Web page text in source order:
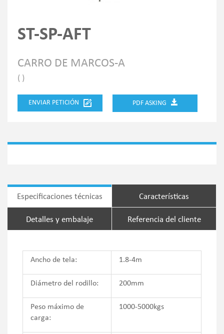
ST-SP-AFT
CARRO DE MARCOS-A
( )
ENVIAR PETICIÓN PDF ASKING
Especificaciones técnicas Características
Detalles y embalaje Referencia del cliente
Ancho de tela: 1.8-4m
Diámetro del rodillo: 200mm
Peso máximo de
carga:
1000-5000kgs